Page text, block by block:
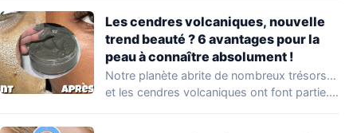
Les cendres volcaniques, nouvelle
trend beauté ? 6 avantages pour la
peau à connaître absolument !
Notre planète abrite de nombreux trésors…
et les cendres volcaniques ont font partie.